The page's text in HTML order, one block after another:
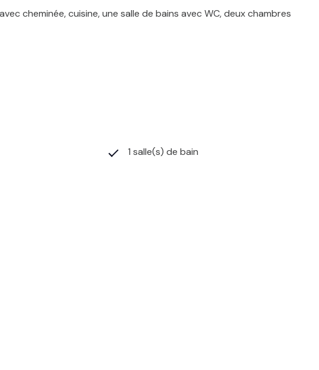
cheminée, cuisine, une salle de bains avec WC, deux chambres
1 salle(s) de bain